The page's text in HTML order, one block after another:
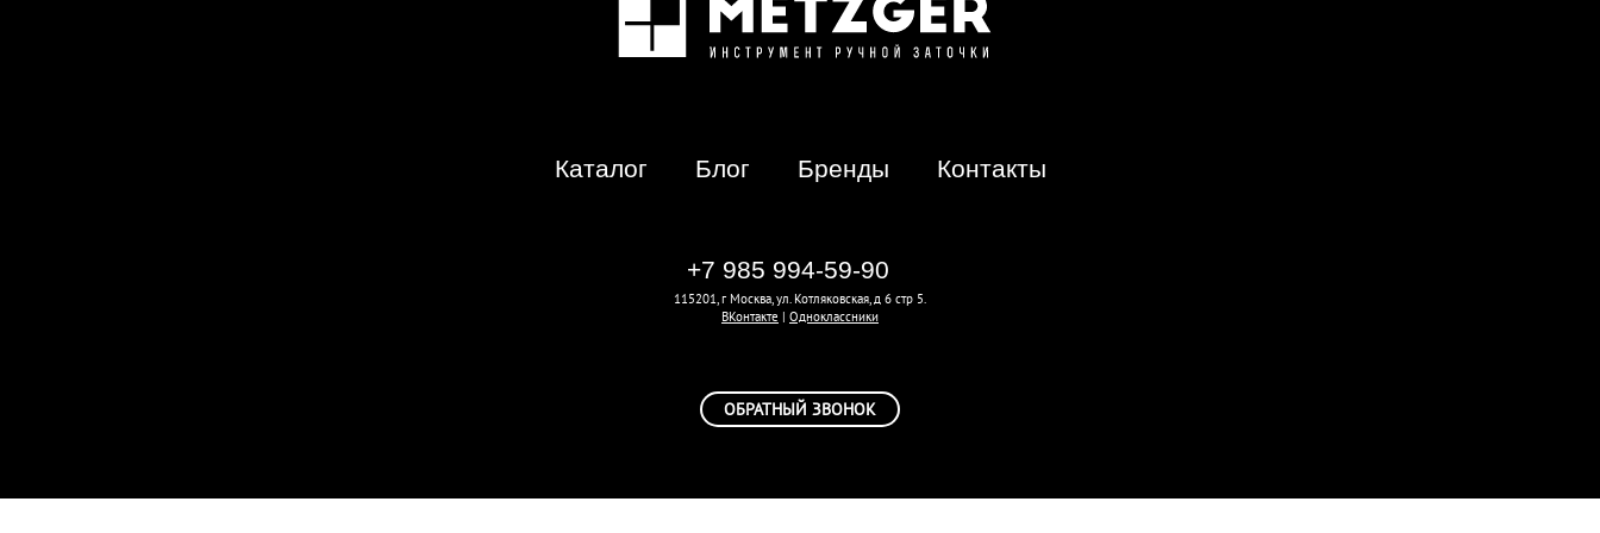
Каталог Блог Бренды Контакты
+7 985 994-59-90
115201, г Москва, ул. Котляковская, д 6 стр 5.
ВКонтакте | Одноклассники
ОБРАТНЫЙ ЗВОНОК